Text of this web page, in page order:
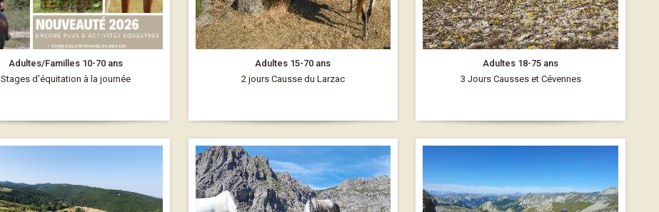
Adultes/Familles 10-70 ans
Stages d'équitation à la journée
Adultes 15-70 ans
2 jours Causse du Larzac
Adultes 18-75 ans
3 Jours Causses et Cévennes